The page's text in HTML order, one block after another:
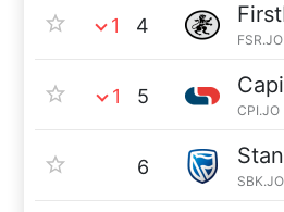
1 4
FSR.JO
1 5
CPI.JO
6
SBK.JO